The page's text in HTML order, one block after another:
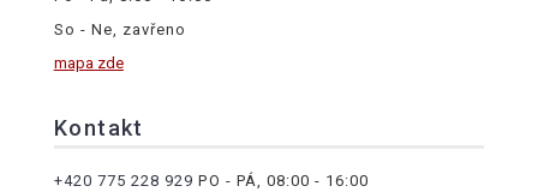
So - Ne, zavřeno
mapa zde
Kontakt
+420 775 228 929 PO - PÁ, 08:00 - 16:00